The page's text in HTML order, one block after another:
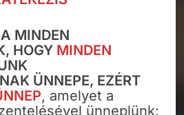
MINDEN
HOGY MINDEN
ÜNNEPE, EZÉRT
, amelyet a
ünneplünk: